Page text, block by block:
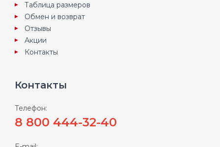
Таблица размеров
Обмен и возврат
Отзывы
Акции
Контакты
Контакты
Телефон:
8 800 444-32-40